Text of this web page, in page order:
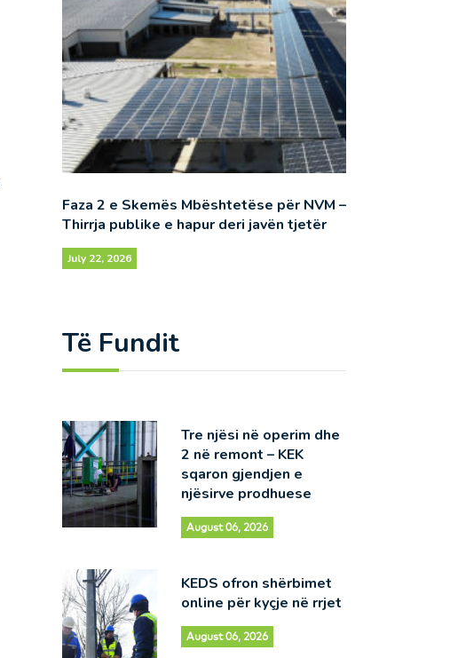
Faza 2 e Skemës Mbështetëse për NVM –
Thirrja publike e hapur deri javën tjetër
July 22, 2026
Të Fundit
Tre njësi në operim dhe
2 në remont – KEK
sqaron gjendjen e
njësirve prodhuese
August 06, 2026
KEDS ofron shërbimet
online për kyçje në rrjet
August 06, 2026